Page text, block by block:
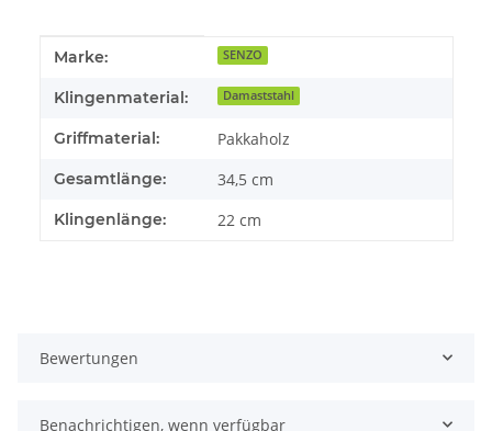
Produkteigenschaft
Wert
Marke: SENZO
Klingenmaterial: Damaststahl
Griffmaterial: Pakkaholz
Gesamtlänge: 34,5 cm
Klingenlänge: 22 cm
Bewertungen
Benachrichtigen, wenn verfügbar